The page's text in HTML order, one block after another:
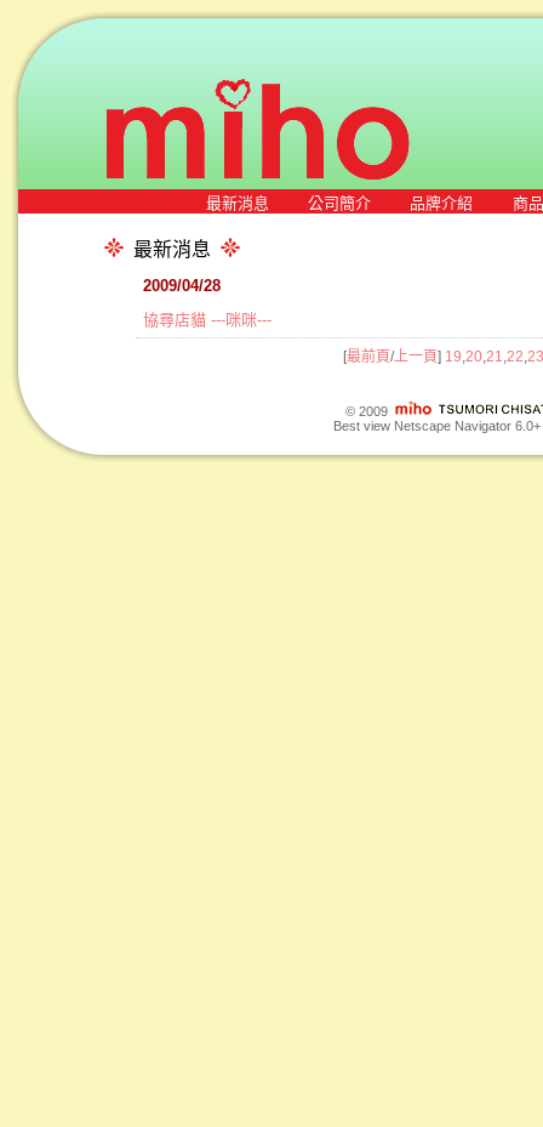
最新消息 公司簡介 品牌介紹 商
最新消息
2009/04/28
協尋店貓 ---咪咪---
[最前頁/上一頁] 19 20, 21 22 23
© 2009
Best view Netscape Navigator